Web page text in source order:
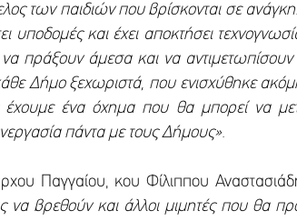
των παιδιών που βρίσκονται σε ανάγκη.
υποδομές και έχει αποκτήσει
να πράξουν άμεσα και να
Δήμο ξεχωριστά, που ενισχύθηκε
ένα όχημα που θα μπορεί να
πάντα με τους Δήμους».
Παγγαίου, κου Φίλιππου
βρεθούν και άλλοι μιμητές που θα